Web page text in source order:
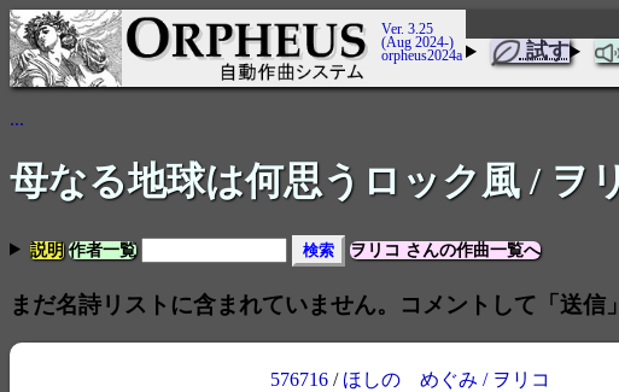
Ver. 3.25
(Aug 2024-)
orpheus2024a 試す
...
母なる地球は何思うロック風/ ヲ
説明 作者一覧 ヲリコ さんの作曲一覧へ
まだ名詩リストに含まれていません。コメントして「送信
576716 / ほしの めぐみ / ヲリコ